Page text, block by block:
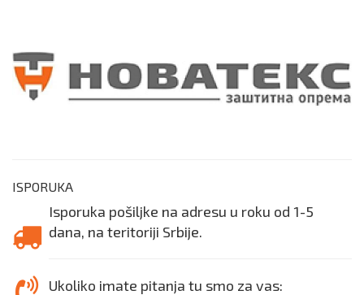
ISPORUKA
Isporuka pošiljke na adresu u roku od 1-5
dana, na teritoriji Srbije.
Ukoliko imate pitanja tu smo za vas: